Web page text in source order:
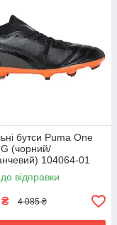
бутси Puma One
(чорний/
104064-01
44
відправки
₴ 4 085 ₴